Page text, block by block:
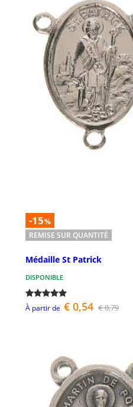
-15%
REMISE SUR QUANTITÉ
Médaille St Patrick
DISPONIBLE
À partir de € 0,54 € 0,79